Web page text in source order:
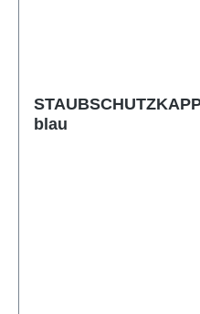
blau